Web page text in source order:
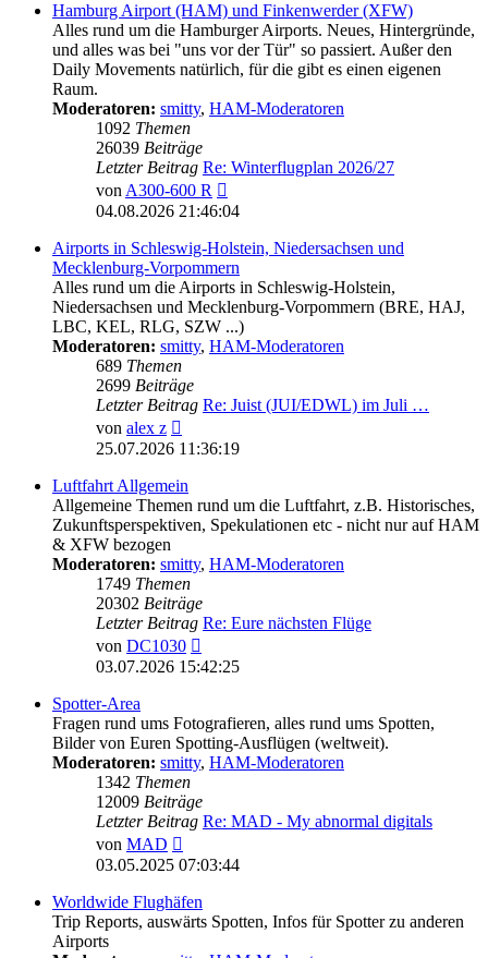
Hamburg Airport (HAM) und Finkenwerder (XFW)
Alles rund um die Hamburger Airports. Neues, Hintergründe,
und alles was bei "uns vor der Tür" so passiert. Außer den
Daily Movements natürlich, für die gibt es einen eigenen
Raum.
Moderatoren: smitty, HAM-Moderatoren
1092 Themen
26039 Beiträge
Letzter Beitrag Re: Winterflugplan 2026/27
vonA300-600 R
Beitrag
04.08.2026 21:46:04
Airports in Schleswig-Holstein, Niedersachsen und
Mecklenburg-Vorpommern
Alles rund um die Airports in Schleswig-Holstein,
Niedersachsen und Mecklenburg-Vorpommern (BRE, HAJ,
LBC, KEL, RLG, SZW ...)
Moderatoren: smitty, HAM-Moderatoren
689 Themen
2699 Beiträge
Letzter Beitrag Re: Juist (JUI/EDWL) im Juli …
von alex z
Beitrag
25.07.2026 11:36:19
Luftfahrt Allgemein
Allgemeine Themen rund um die Luftfahrt, z.B. Historisches,
Zukunftsperspektiven, Spekulationen etc - nicht nur auf HAM
& XFW bezogen
Moderatoren: smitty, HAM-Moderatoren
1749 Themen
20302 Beiträge
Letzter Beitrag Re: Eure nächsten Flüge
von DC1030
Beitrag
03.07.2026 15:42:25
Spotter-Area
Fragen rund ums Fotografieren, alles rund ums Spotten,
Bilder von Euren Spotting-Ausflügen (weltweit).
Moderatoren: smitty, HAM-Moderatoren
1342 Themen
12009 Beiträge
Letzter Beitrag Re: MAD - My abnormal digitals
von MAD
Beitrag
03.05.2025 07:03:44
Worldwide Flughäfen
Trip Reports, auswärts Spotten, Infos für Spotter zu anderen
Airports